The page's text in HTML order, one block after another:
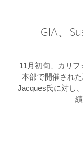
GIA、
11月初旬、カリ
本部で開催され
Jacques氏に対し